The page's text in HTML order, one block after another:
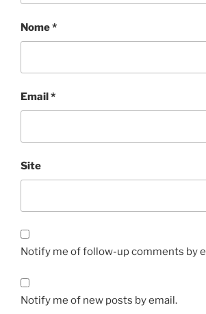
Nome*
Email*
Site
Notify me of follow-up comments by
Notify me of new posts by email.